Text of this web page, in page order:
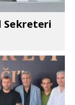
Sekreteri